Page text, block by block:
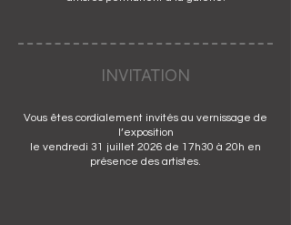
INVITATION
Vous êtes cordialement invités au vernissage de
l’exposition
le vendredi 31 juillet 2026 de 17h30 à 20h en
présence des artistes.